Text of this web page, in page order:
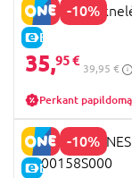
-10%
E-KAINA
DISGUISE
35,95 €
39,95 €
Perkant
-10%
E-KAINA
RUBIES
1000158S000